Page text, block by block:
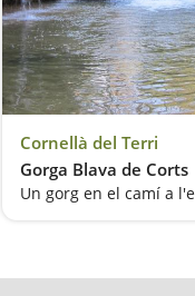
Cornellà del Terri
Gorga Blava de Corts
Un gorg en el camí a